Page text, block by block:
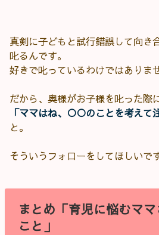
真剣に子どもと試行錯誤して向き
叱るんです。
好きで叱っているわけではありま
だから、奥様がお子様を叱った際
「ママはね、○○のことを考えて
と。
そういうフォローをしてほしいで
まとめ「育児に悩むマ
こと」